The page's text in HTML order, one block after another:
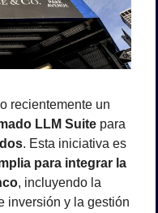
LLM Suite para
. Esta iniciativa es
para integrar la
, incluyendo la
inversión y la gestión